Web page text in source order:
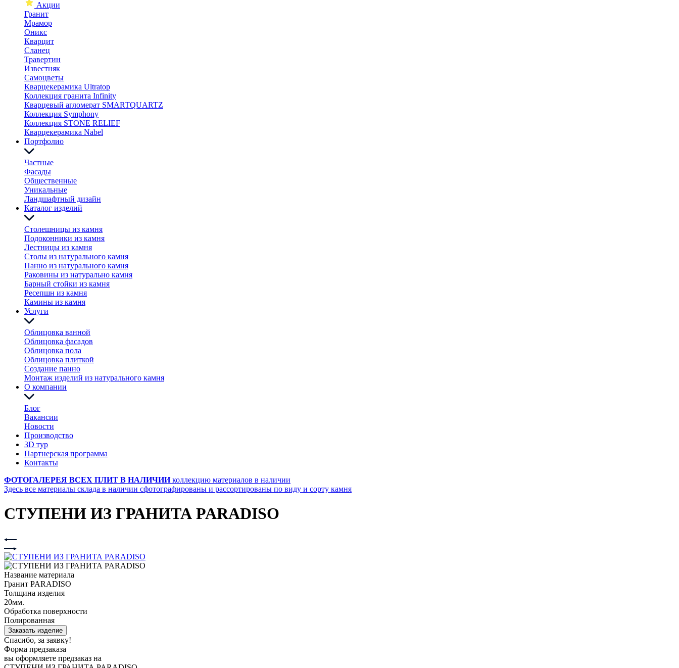
Акции
Гранит
Мрамор
Оникс
Кварцит
Сланец
Травертин
Известняк
Самоцветы
Кварцекерамика Ultratop
Коллекция гранита Infinity
Кварцевый агломерат SMARTQUARTZ
Коллекция Symphony
Коллекция STONE RELIEF
Кварцекерамика Nabel
Портфолио
Частные
Фасады
Общественные
Уникальные
Ландшафтный дизайн
Каталог изделий
Столешницы из камня
Подоконники из камня
Лестницы из камня
Столы из натурального камня
Панно из натурального камня
Раковины из натурально камня
Барный стойки из камня
Ресепшн из камня
Камины из камня
Услуги
Облицовка ванной
Облицовка фасадов
Облицовка пола
Облицовка плиткой
Создание панно
Монтаж изделий из натурального камня
О компании
Блог
Вакансии
Новости
Производство
3D тур
Партнерская программа
Контакты
ФОТОГАЛЕРЕЯ ВСЕХ ПЛИТ В НАЛИЧИИ коллекцию материалов в наличии
Здесь все материалы склада в наличии сфотографированы и рассортированы по виду и сорту камня
СТУПЕНИ ИЗ ГРАНИТА PARADISO
Название материала
Гранит PARADISO
Толщина изделия
20мм.
Обработка поверхности
Полированная
Заказать изделие
Спасибо, за заявку!
Форма предзаказа
вы оформляете предзаказ на